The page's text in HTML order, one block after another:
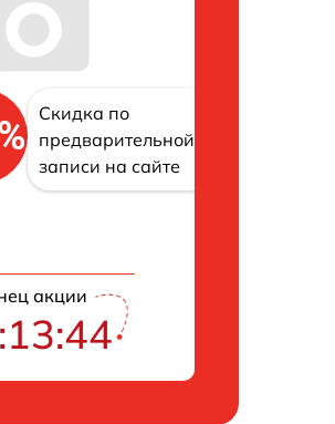
Скидка по
предварительной
записи на сайте
акции